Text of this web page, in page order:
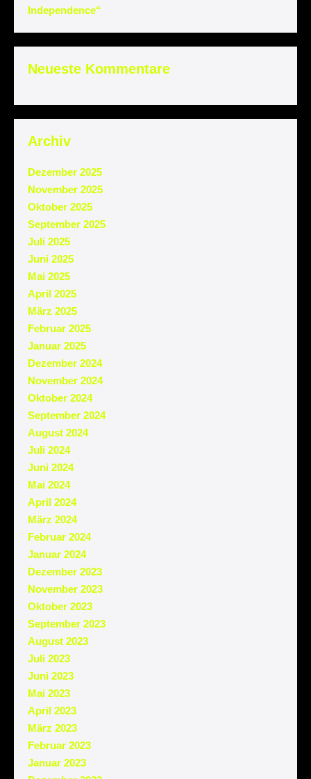
Independence“
Neueste Kommentare
Archiv
Dezember 2025
November 2025
Oktober 2025
September 2025
Juli 2025
Juni 2025
Mai 2025
April 2025
März 2025
Februar 2025
Januar 2025
Dezember 2024
November 2024
Oktober 2024
September 2024
August 2024
Juli 2024
Juni 2024
Mai 2024
April 2024
März 2024
Februar 2024
Januar 2024
Dezember 2023
November 2023
Oktober 2023
September 2023
August 2023
Juli 2023
Juni 2023
Mai 2023
April 2023
März 2023
Februar 2023
Januar 2023